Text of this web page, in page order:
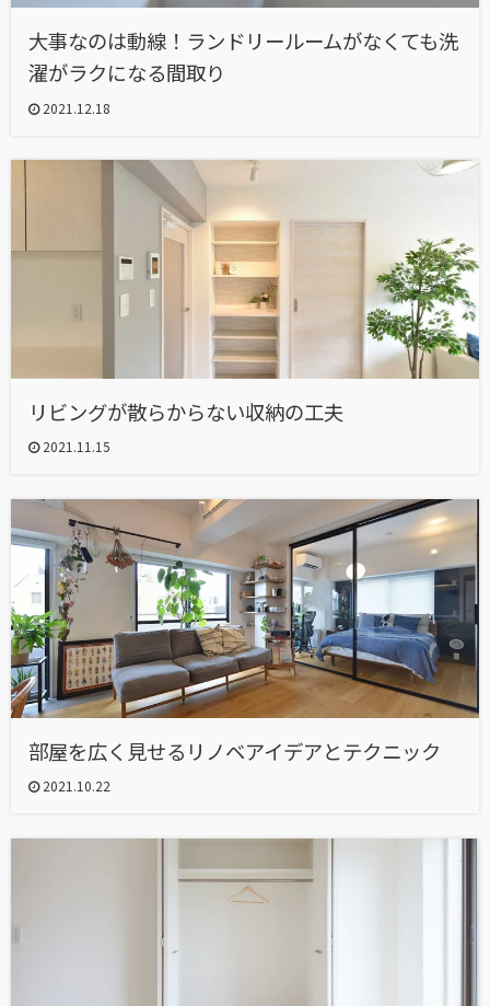
大事なのは動線！ランドリールームがなくても洗
濯がラクになる間取り
2021.12.18
リビングが散らからない収納の工夫
2021.11.15
部屋を広く見せるリノベアイデアとテクニック
2021.10.22